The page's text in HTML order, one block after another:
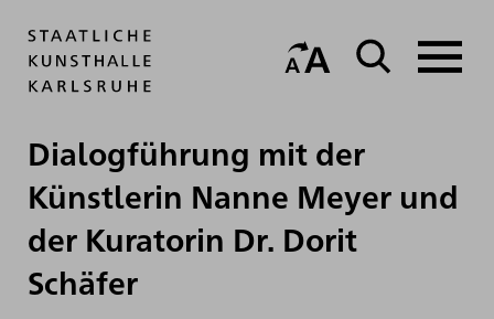
Dialogführung mit der
Künstlerin Nanne Meyer und
der Kuratorin Dr. Dorit
Schäfer